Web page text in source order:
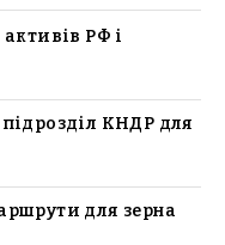
РФ і
КНДР для
для зерна